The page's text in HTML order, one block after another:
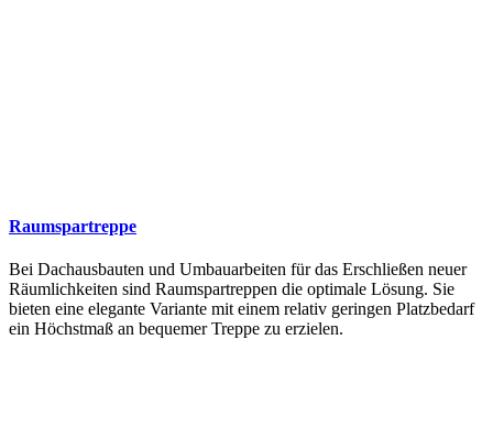
Raumspartreppe
Bei Dachausbauten und Umbauarbeiten für das Erschließen neuer
Räumlichkeiten sind Raumspartreppen die optimale Lösung. Sie
bieten eine elegante Variante mit einem relativ geringen Platzbedarf
ein Höchstmaß an bequemer Treppe zu erzielen.